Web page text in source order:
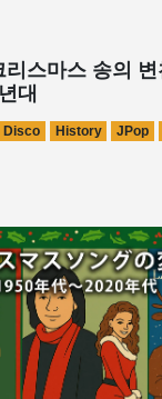
리스마스 송의
대
Disco History JPop